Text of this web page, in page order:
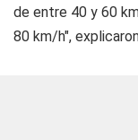
de entre 40 y 60
80 km/h",